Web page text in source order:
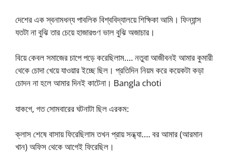
দেশের এক স্বনামধন্য পাবলিক বিশ্ববিদ্যালয়ে শিক্ষিকা আমি। ফিন্যান্স
যতটা না বুঝি তার চেয়ে হাজারগুণ ভাল বুঝি অজাচার।
বিয়ে কেবল সমাজের চাপে পড়ে করেছিলাম…. নতুবা আজীবনই আমার কুমারী
থেকে চোদা খেয়ে যাওয়ার ইচ্ছে ছিল। প্রতিদিন নিয়ম করে কয়েকটা কড়া
চোদন না হলে আমার দিনই কাটেনা। Bangla choti
যাকগে, গত সোমবারের ঘটনাটা ছিল এরকম:
ক্লাস শেষে বাসায় ফিরেছিলাম তখন প্রায় সন্ধ্যা…. বর আমার (আরমান
খান) অফিস থেকে আগেই ফিরেছিল।